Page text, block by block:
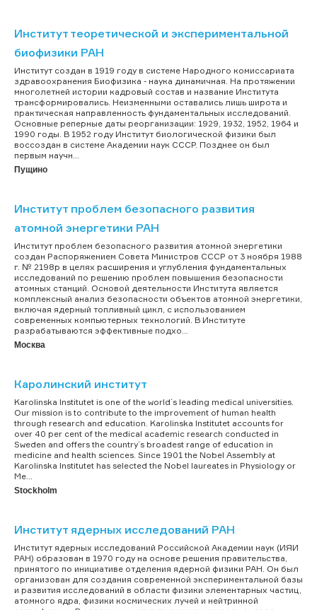
Институт теоретической и экспериментальной
биофизики РАН
Институт создан в 1919 году в системе Народного комиссариата
здравоохранения Биофизика - наука динамичная. На протяжении
многолетней истории кадровый состав и название Института
трансформировались. Неизменными оставались лишь широта и
практическая направленность фундаментальных исследований.
Основные реперные даты реорганизации: 1929, 1932, 1952, 1964 и
1990 годы. В 1952 году Институт биологической физики был
воссоздан в системе Академии наук СССР. Позднее он был
первым научн...
Пущино
Институт проблем безопасного развития
атомной энергетики РАН
Институт проблем безопасного развития атомной энергетики
создан Распоряжением Совета Министров СССР от 3 ноября 1988
г. № 2198р в целях расширения и углубления фундаментальных
исследований по решению проблем повышения безопасности
атомных станций. Основой деятельности Института является
комплексный анализ безопасности объектов атомной энергетики,
включая ядерный топливный цикл, с использованием
современных компьютерных технологий. В Институте
разрабатываются эффективные подхо...
Москва
Каролинский институт
Karolinska Institutet is one of the world´s leading medical universities.
Our mission is to contribute to the improvement of human health
through research and education. Karolinska Institutet accounts for
over 40 per cent of the medical academic research conducted in
Sweden and offers the country´s broadest range of education in
medicine and health sciences. Since 1901 the Nobel Assembly at
Karolinska Institutet has selected the Nobel laureates in Physiology or
Me...
Stockholm
Институт ядерных исследований РАН
Институт ядерных исследований Российской Академии наук (ИЯИ
РАН) образован в 1970 году на основе решения правительства,
принятого по инициативе отделения ядерной физики РАН. Он был
организован для создания современной экспериментальной базы
и развития исследований в области физики элементарных частиц,
атомного ядра, физики космических лучей и нейтринной